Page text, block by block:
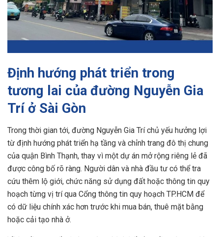
Định hướng phát triển trong
tương lai của đường Nguyễn Gia
Trí ở Sài Gòn
Trong thời gian tới, đường Nguyễn Gia Trí chủ yếu hưởng lợi
từ định hướng phát triển hạ tầng và chỉnh trang đô thị chung
của quận Bình Thạnh, thay vì một dự án mở rộng riêng lẻ đã
được công bố rõ ràng. Người dân và nhà đầu tư có thể tra
cứu thêm lộ giới, chức năng sử dụng đất hoặc thông tin quy
hoạch từng vị trí qua Cổng thông tin quy hoạch TP.HCM để
có dữ liệu chính xác hơn trước khi mua bán, thuê mặt bằng
hoặc cải tạo nhà ở.